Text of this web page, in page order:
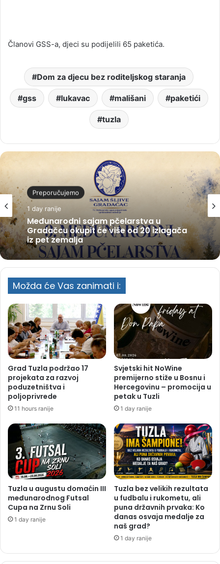
Članovi GSS-a, djeci su podijelili 65 paketića.
Dom za djecu bez roditeljskog staranja
gss lukavac mališani paketići
tuzla
Preporučujemo
1 day ranije
Međunarodni sajam pčelarstva u
Gradačcu okupit će više od 20 izlagača
iz pet zemalja
Možda će Vas zanimati i:
Grad Tuzla podržao 17
projekata za razvoj
poduzetništva i
poljoprivrede
11 hours ranije
Svjetski hit NoWine
premijerno stiže u Bosnu i
Hercegovinu – promocija u
petak u Tuzli
1 day ranije
Tuzla u augustu domaćin III
međunarodnog Futsal
Cupa na Zrnu Soli
1 day ranije
Tuzla bez velikih rezultata
u fudbalu i rukometu, ali
puna državnih prvaka: Ko
danas osvaja medalje za
naš grad?
1 day ranije